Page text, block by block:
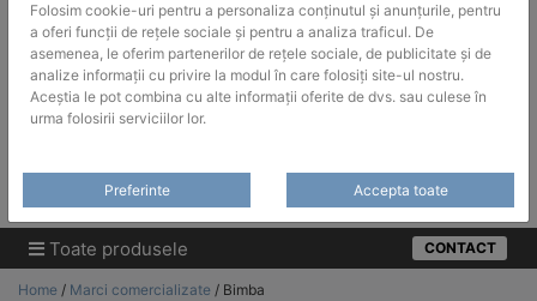
ACHIZITII PUBLICE
Produsele pot fi achizitionate si in sistemul SEAP / SICAP
Products
Toate produsele CONTACT
Home / Marci comercializate / Bimba
Folosim cookie-uri pentru a personaliza conținutul și anunțurile, pentru
a oferi funcții de rețele sociale și pentru a analiza traficul. De
asemenea, le oferim partenerilor de rețele sociale, de publicitate și de
analize informații cu privire la modul în care folosiți site-ul nostru.
Aceștia le pot combina cu alte informații oferite de dvs. sau culese în
urma folosirii serviciilor lor.
Preferinte Accepta toate